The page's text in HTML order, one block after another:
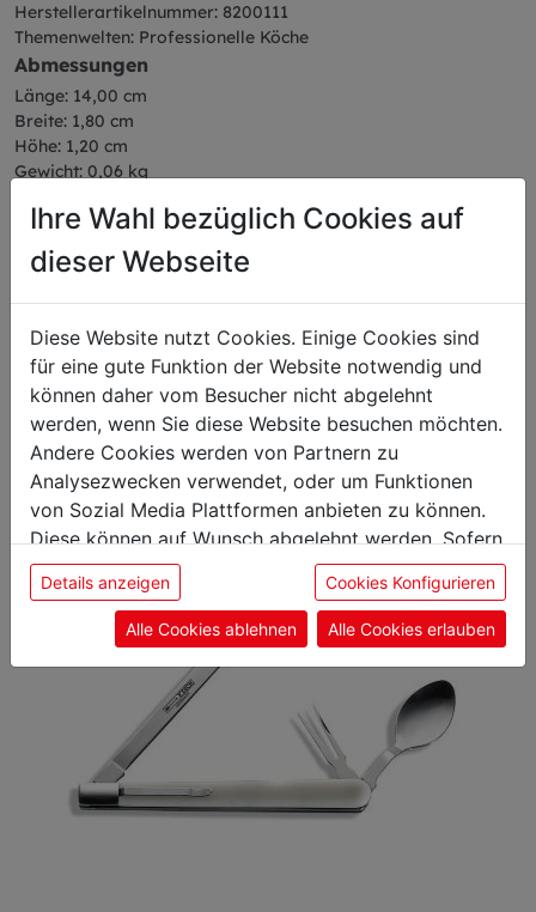
Herstellerartikelnummer: 8200111
Themenwelten: Professionelle Köche
Abmessungen
Länge: 14,00 cm
Breite: 1,80 cm
Höhe: 1,20 cm
Gewicht: 0,06 kg
Das könnte Sie auch
interessieren
Ihre Wahl bezüglich Cookies auf
dieser Webseite
Diese Website nutzt Cookies. Einige Cookies sind
für eine gute Funktion der Website notwendig und
können daher vom Besucher nicht abgelehnt
werden, wenn Sie diese Website besuchen möchten.
Andere Cookies werden von Partnern zu
Analysezwecken verwendet, oder um Funktionen
von Sozial Media Plattformen anbieten zu können.
Diese können auf Wunsch abgelehnt werden. Sofern
sie unsere Webseite weiter nutzen, geben Sie
Einwilligung zu unseren Cookies.
Details anzeigen Cookies Konfigurieren
Alle Cookies ablehnen Alle Cookies erlauben